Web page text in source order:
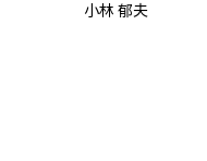
小林 郁夫